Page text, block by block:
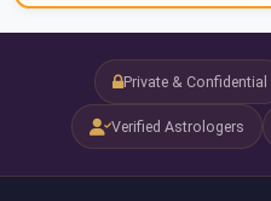
Private & Confidential
Verified Astrologers